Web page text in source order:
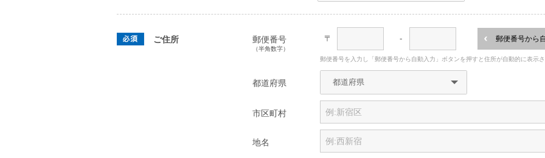
ご住所 郵便番号
（半角数字）
〒 - 郵便番号から
郵便番号を入力し「郵便番号から自動入力」ボタンを押すと住所が自動的に表示さ
都道府県
市区町村
地名